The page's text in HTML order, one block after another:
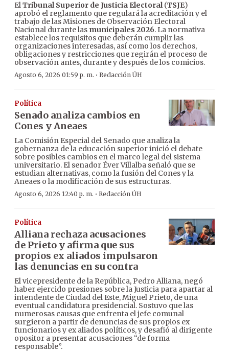
ElTribunal Superior de Justicia Electoral(TSJE)
aprobó el reglamento que regulará la acreditación y el
trabajo de las Misiones de Observación Electoral
Nacional durante las municipales 2026. La normativa
establece los requisitos que deberán cumplir las
organizaciones interesadas, así como los derechos,
obligaciones y restricciones que regirán el proceso de
observación antes, durante y después de los comicios.
Agosto 6, 2026 01:59 p. m. · Redacción ÚH
Política
Senado analiza cambios en
Cones y Aneaes
La Comisión Especial del Senado que analiza la
gobernanza de la educación superior inició el debate
sobre posibles cambios en el marco legal del sistema
universitario. El senador Éver Villalba señaló que se
estudian alternativas, como la fusión del Cones y la
Aneaes o la modificación de sus estructuras.
Agosto 6, 2026 12:40 p. m. · Redacción ÚH
Política
Alliana rechaza acusaciones
de Prieto y afirma que sus
propios ex aliados impulsaron
las denuncias en su contra
El vicepresidente de la República, Pedro Alliana, negó
haber ejercido presiones sobre la Justicia para apartar al
intendente de Ciudad del Este, Miguel Prieto, de una
eventual candidatura presidencial. Sostuvo que las
numerosas causas que enfrenta el jefe comunal
surgieron a partir de denuncias de sus propios ex
funcionarios y ex aliados políticos, y desafió al dirigente
opositor a presentar acusaciones “de forma
responsable”.